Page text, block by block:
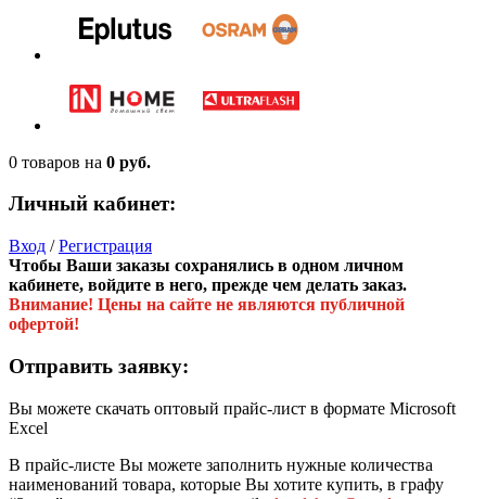
0 товаров на 0 руб.
Личный кабинет:
Вход /Регистрация
Чтобы Ваши заказы сохранялись в одном личном
кабинете, войдите в него, прежде чем делать заказ.
Внимание! Цены на сайте не являются публичной
офертой!
Отправить заявку:
Вы можете скачать оптовый прайс-лист в формате Microsoft
Excel
В прайс-листе Вы можете заполнить нужные количества
наименований товара, которые Вы хотите купить, в графу